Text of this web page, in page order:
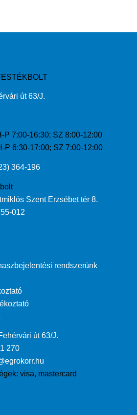
út 63/J.
P 7:00-16:30; SZ 8:00-12:00
P 6:30-17:00; SZ 7:00-12:00
364-196
Szent Erzsébet tér 8.
012
rendszerünk
út 63/J.
270
visa, mastercard